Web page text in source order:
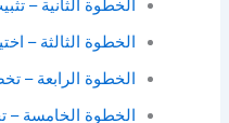
الخطوة الثانية –
الخطوة الثالثة –
الخطوة الرابعة –
الخطوة الخامسة